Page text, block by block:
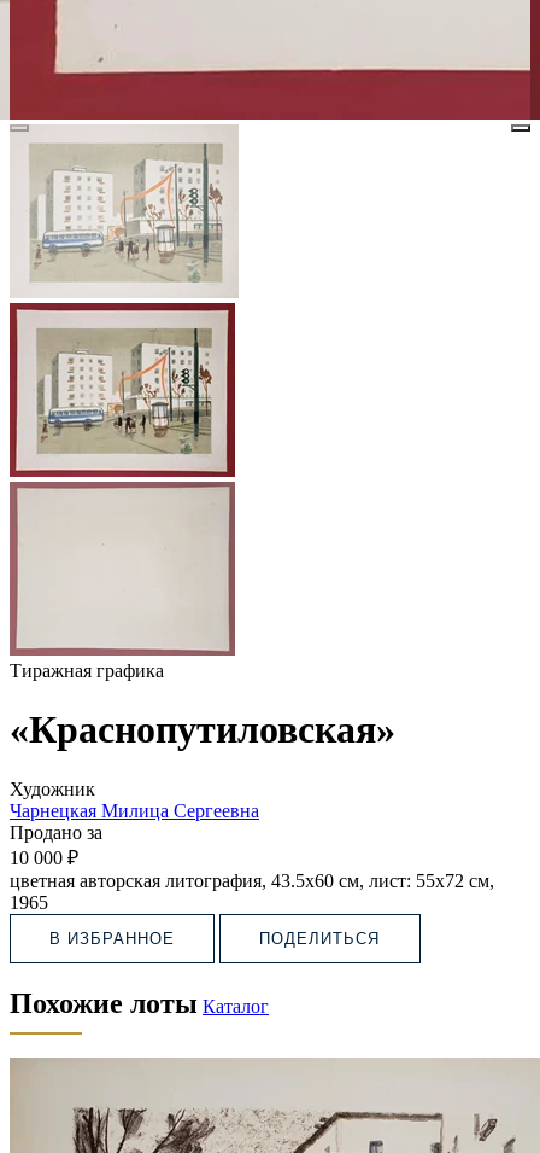
Тиражная графика
«Краснопутиловская»
Художник
Чарнецкая Милица Сергеевна
Продано за
10 000 ₽
цветная авторская литография, 43.5х60 см, лист: 55х72 см,
1965
В ИЗБРАННОЕ ПОДЕЛИТЬСЯ
Похожие лоты Каталог